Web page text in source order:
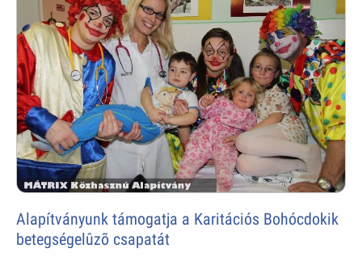
Alapítványunk támogatja a Karitációs Bohócdokik
betegségelûzõ csapatát